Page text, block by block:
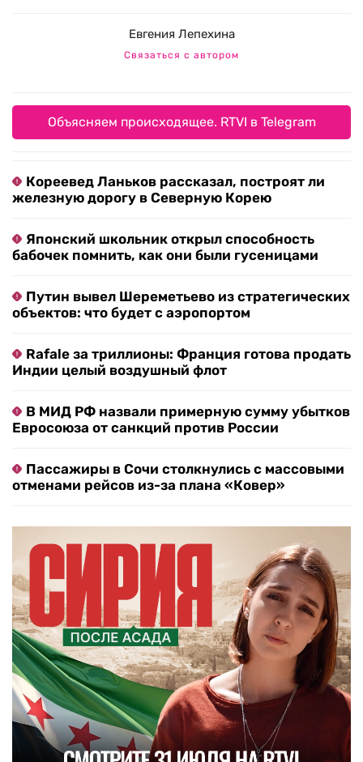
Евгения Лепехина
Связаться с автором
Объясняем происходящее. RTVI в Telegram
Кореевед Ланьков рассказал, построят ли
железную дорогу в Северную Корею
Японский школьник открыл способность
бабочек помнить, как они были гусеницами
Путин вывел Шереметьево из стратегических
объектов: что будет с аэропортом
Rafale за триллионы: Франция готова продать
Индии целый воздушный флот
В МИД РФ назвали примерную сумму убытков
Евросоюза от санкций против России
Пассажиры в Сочи столкнулись с массовыми
отменами рейсов из-за плана «Ковер»